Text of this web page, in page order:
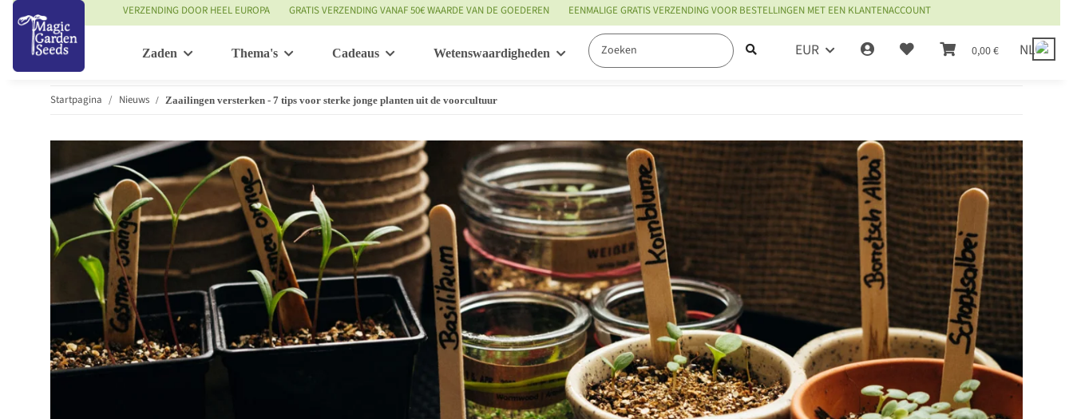
VERZENDING DOOR HEEL EUROPA GRATIS VERZENDING VANAF 50€ WAARDE VAN DE GOEDEREN EENMALIGE GRATIS VERZENDING VOOR BESTELLINGEN MET EEN KLANTENACCOUNT
EUR 0,00 € NL
Zaden Thema's Cadeaus Wetenswaardigheden Service
Startpagina Nieuws Zaailingen versterken - 7 tips voor sterke jonge planten uit de voorcultuur